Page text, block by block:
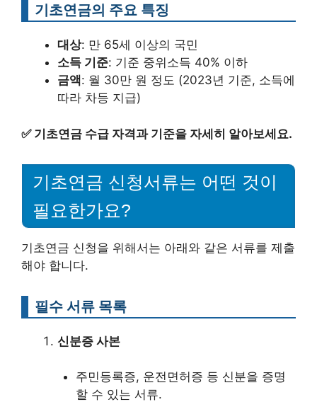
기초연금의 주요 특징
대상: 만 65세 이상의 국민
소득 기준: 기준 중위소득 40% 이하
금액: 월 30만 원 정도 (2023년 기준, 소득에
따라 차등 지급)
✅ 기초연금 수급 자격과 기준을 자세히 알아보세요.
기초연금 신청서류는 어떤 것이
필요한가요?
기초연금 신청을 위해서는 아래와 같은 서류를 제출
해야 합니다.
필수 서류 목록
신분증 사본
주민등록증, 운전면허증 등 신분을 증명
할 수 있는 서류.